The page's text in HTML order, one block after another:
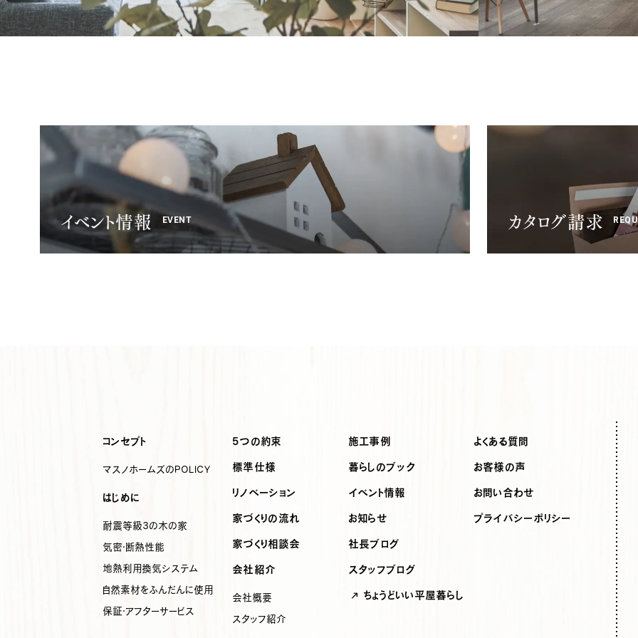
イベント情報 EVENT カタログ請求
コンセプト
マスノホームズのPOLICY
はじめに
耐震等級3の木の家
気密・断熱性能
地熱利用換気システム
自然素材をふんだんに使用
保証・アフターサービス
5つの約束
標準仕様
リノベーション
家づくりの流れ
家づくり相談会
会社紹介
会社概要
スタッフ紹介
施工事例
暮らしのブック
イベント情報
お知らせ
社長ブログ
スタッフブログ
ちょうどいい平屋暮らし
よくある質問
お客様の声
お問い合わせ
プライバシーポリシー